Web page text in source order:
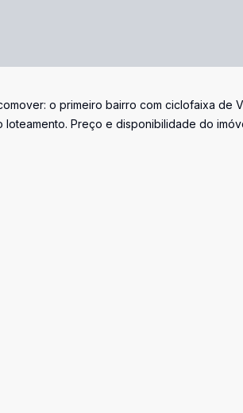
o primeiro bairro com ciclofaixa de
Preço e disponibilidade do